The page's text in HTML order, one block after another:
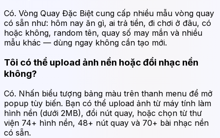
Có. Vòng Quay Đặc Biệt cung cấp nhiều mẫu vòng quay
có sẵn như: hôm nay ăn gì, ai trả tiền, đi chơi ở đâu, có
hoặc không, random tên, quay số may mắn và nhiều
mẫu khác — dùng ngay không cần tạo mới.
Tôi có thể upload ảnh nền hoặc đổi nhạc nền
không?
Có. Nhấn biểu tượng bảng màu trên thanh menu để mở
popup tùy biến. Bạn có thể upload ảnh từ máy tính làm
hình nền (dưới 2MB), đổi nút quay, hoặc chọn từ thư
viện 74+ hình nền, 48+ nút quay và 70+ bài nhạc nền
có sẵn.